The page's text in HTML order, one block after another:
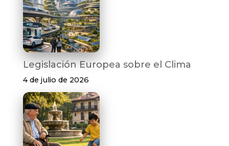
Legislación Europea sobre el Clima
4 de julio de 2026